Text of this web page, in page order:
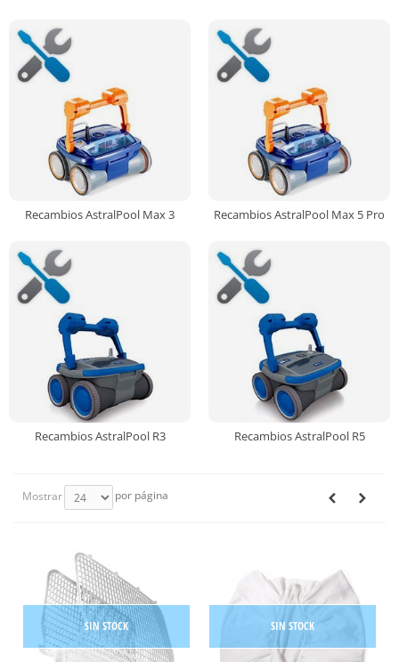
Recambios AstralPool Max 3 Recambios AstralPool Max 5 Pro
Recambios AstralPool R3 Recambios AstralPool R5
Mostrar por página
SIN STOCK SIN STOCK